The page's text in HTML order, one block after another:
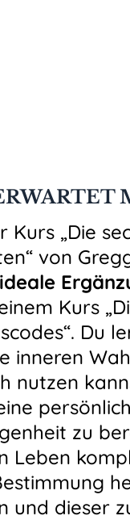
Kurs „Die
von
ideale
Kurs
Du
inneren
nutzen
zu
Leben
und dieser